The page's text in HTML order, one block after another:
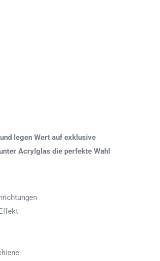
legen Wert auf exklusive
Acrylglas die perfekte Wahl